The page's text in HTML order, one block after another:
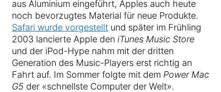
aus Aluminium eingeführt, Apples auch heute
noch bevorzugtes Material für neue Produkte.
Safari wurde vorgestellt und später im Frühling
2003 lancierte Apple den iTunes Music Store
und der iPod-Hype nahm mit der dritten
Generation des Music-Players erst richtig an
Fahrt auf. Im Sommer folgte mit dem Power Mac
G5 der «schnellste Computer der Welt».